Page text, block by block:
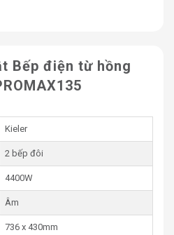
Công nghệ biến tần Inverter
Tiết kiệm 35% điện năng
Chức năng Booster tăng tốc
nấu
Khóa an toàn
Cảnh báo khi quá nhiệt
680 x 380mm
Bếp điện từ hồng
Kieler
2 bếp đôi
4400W
Âm
736 x 430mm